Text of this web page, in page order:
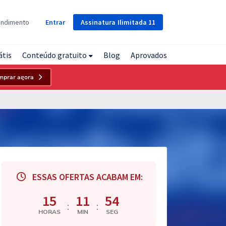
Assinatura Ilimitada 11
Entrar
Conteúdo gratuito Blog Aprovados
agora
ESSAS OFERTAS ACABAM EM:
15
HORAS : 11
MIN : 53
SEG